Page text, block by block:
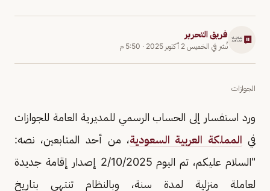
فريق التحرير
نُشر في الخميس 2 أكتوبر 2025 · 5:50 م
الجوازات
ورد استفسار إلى الحساب الرسمي للمديرية العامة للجوازات
في المملكة العربية السعودية، من أحد المتابعين، نصه:
"السلام عليكم، تم اليوم 2/10/2025 إصدار إقامة جديدة
لعاملة منزلية لمدة سنة، وبالنظام تنتهي بتاريخ